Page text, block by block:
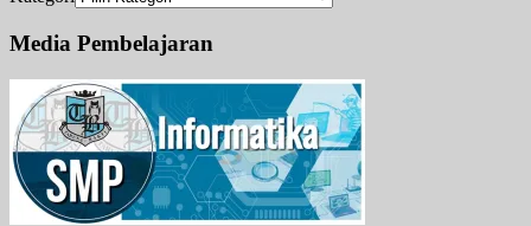
Media Pembelajaran